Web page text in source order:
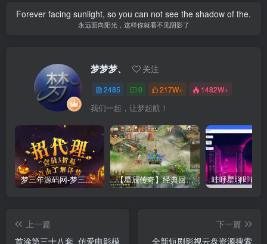
Forever facing sunlight, so you can not see the shadow of the.
永远面向阳光，这样你就看不见阴影了
梦梦梦、 关注
2485 0 217W+ 1482W+
我们一起，让梦起航！
梦三年源码网-梦三年ym会员代理详情 【星辰传奇】经典回合制手游+安卓端+GM工具+详细搭建教程
上一篇
首涂第三十八套_仿爱电影模
下一篇
全新短剧影视云盘资源搜索